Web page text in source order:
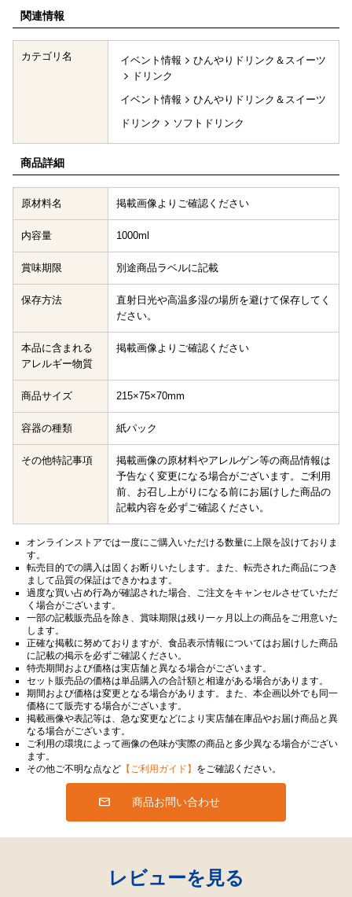
関連情報
カテゴリ名 イベント情報
ひんやりドリンク＆スイーツ
ドリンク
イベント情報
ひんやりドリンク＆スイーツ
ドリンク
ソフトドリンク
商品詳細
原材料名 掲載画像よりご確認ください
内容量 1000ml
賞味期限 別途商品ラベルに記載
保存方法
直射日光や高温多湿の場所を避けて保存してく
ださい。
本品に含まれる
アレルギー物質
掲載画像よりご確認ください
商品サイズ 215×75×70mm
容器の種類 紙パック
その他特記事項
掲載画像の原材料やアレルゲン等の商品情報は
予告なく変更になる場合がございます。ご利用
前、お召し上がりになる前にお届けした商品の
記載内容を必ずご確認ください。
オンラインストアでは一度にご購入いただける数量に上限を設けておりま
す。
転売目的での購入は固くお断りいたします。また、転売された商品につき
まして品質の保証はできかねます。
過度な買い占め行為が確認された場合、ご注文をキャンセルさせていただ
く場合がございます。
一部の記載販売品を除き、賞味期限は残り一ヶ月以上の商品をご用意いた
します。
正確な掲載に努めておりますが、食品表示情報についてはお届けした商品
に記載の掲示を必ずご確認ください。
特売期間および価格は実店舗と異なる場合がございます。
セット販売品の価格は単品購入の合計額と相違がある場合があります。
期間および価格は変更となる場合があります。また、本企画以外でも同一
価格にて販売する場合がございます。
掲載画像や表記等は、急な変更などにより実店舗在庫品やお届け商品と異
なる場合がございます。
ご利用の環境によって画像の色味が実際の商品と多少異なる場合がござい
ます。
その他ご不明な点など 【ご利用ガイド】 をご確認ください。
商品お問い合わせ
レビューを見る